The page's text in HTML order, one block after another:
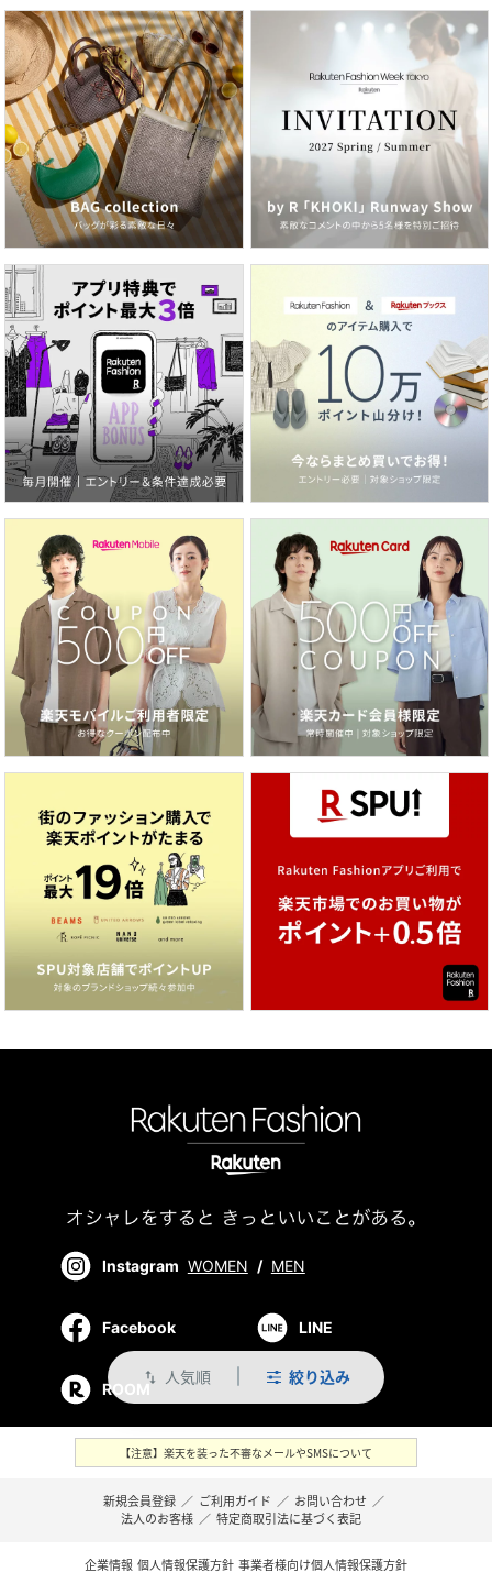
swap_vert 人気順 絞り込み
Instagram WOMEN / MEN
Facebook LINE
ROOM
【注意】楽天を装った不審なメールやSMSについて
新規会員登録 ／ ご利用ガイド ／ お問い合わせ ／
法人のお客様 ／ 特定商取引法に基づく表記
企業情報 個人情報保護方針 事業者様向け個人情報保護方針